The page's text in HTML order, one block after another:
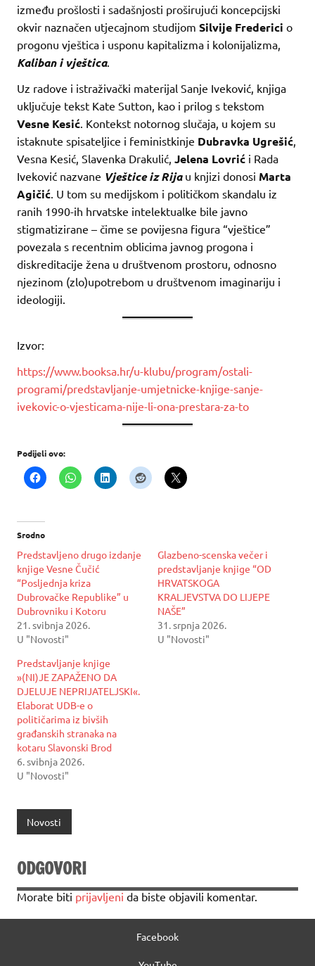
između prošlosti i sadašnjosti proširujući koncepcijski
okvir naznačen utjecajnom studijom Silvije Frederici o
progonu vještica i usponu kapitalizma i kolonijalizma,
Kaliban i vještica.
Uz radove i istraživački materijal Sanje Iveković, knjiga
uključuje tekst Kate Sutton, kao i prilog s tekstom
Vesne Kesić. Kontekst notornog slučaja, u kojem su
istaknute spisateljice i feministkinje Dubravka Ugrešić,
Vesna Kesić, Slavenka Drakulić, Jelena Lovrić i Rada
Iveković nazvane Vještice iz Rijau knjizi donosi Marta
Agičić. U tom su medijskom i političkom skandalu iz
ranih 1990-ih hrvatske intelektualke bile javno
stigmatizirane – čime se povijesna figura “vještice”
povezala s recentnim oblicima javnog progona i
diskreditacije žena u društvenom prostoru, odnosno
njezinom (zlo)upotrebom u društvenom imaginariju i
ideologiji.
Izvor:
https://www.booksa.hr/u-klubu/program/ostali-
programi/predstavljanje-umjetnicke-knjige-sanje-
ivekovic-o-vjesticama-nije-li-ona-prestara-za-to
Podijeli ovo:
Srodno
Predstavljeno drugo izdanje
knjige Vesne Čučić
“Posljednja kriza
Dubrovačke Republike” u
Dubrovniku i Kotoru
21. svibnja 2026.
U "Novosti"
Glazbeno-scenska večer i
predstavljanje knjige “OD
HRVATSKOGA
KRALJEVSTVA DO LIJEPE
NAŠE”
31. srpnja 2026.
U "Novosti"
Predstavljanje knjige
»(NI)JE ZAPAŽENO DA
DJELUJE NEPRIJATELJSKI«.
Elaborat UDB-e o
političarima iz bivših
građanskih stranaka na
kotaru Slavonski Brod
6. svibnja 2026.
U "Novosti"
Novosti
ODGOVORI
Morate biti prijavljeni da biste objavili komentar.
Facebook